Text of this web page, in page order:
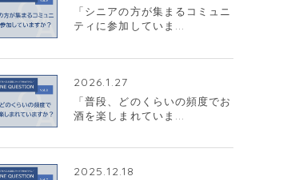
「シニアの方が集まるコミュニ
ティに参加していま...
2026.1.27
「普段、どのくらいの頻度でお
酒を楽しまれていま...
2025.12.18